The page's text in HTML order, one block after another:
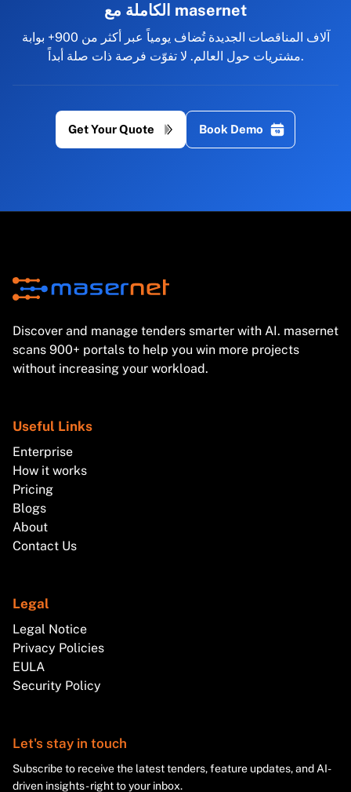
الكاملة مع masernet
آلاف المناقصات الجديدة تُضاف يومياً عبر أكثر من 900+ بوابة
مشتريات حول العالم. لا تفوّت فرصة ذات صلة أبداً.
Get Your Quote Book Demo
Discover and manage tenders smarter with AI. masernet
scans 900+ portals to help you win more projects
without increasing your workload.
Useful Links
Enterprise
How it works
Pricing
Blogs
About
Contact Us
Legal
Legal Notice
Privacy Policies
EULA
Security Policy
Let's stay in touch
Subscribe to receive the latest tenders, feature updates, and AI-
driven insights - right to your inbox.